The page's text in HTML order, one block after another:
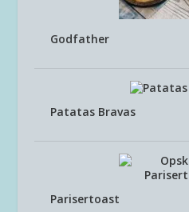
Godfather
Patatas Bravas
Parisertoast